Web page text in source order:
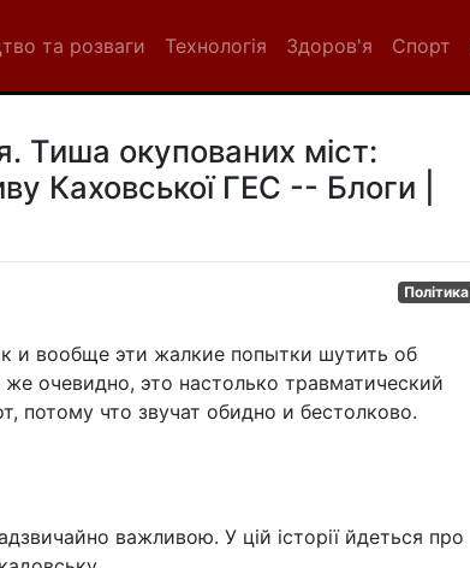
та розваги Технологія Здоров'я Спорт
Тиша окупованих міст:
Каховської ГЕС -- Блоги |
Політика
и вообще эти жалкие попытки шутить об
очевидно, это настолько травматический
что звучат обидно и бестолково.
важливою. У цій історії йдеться про